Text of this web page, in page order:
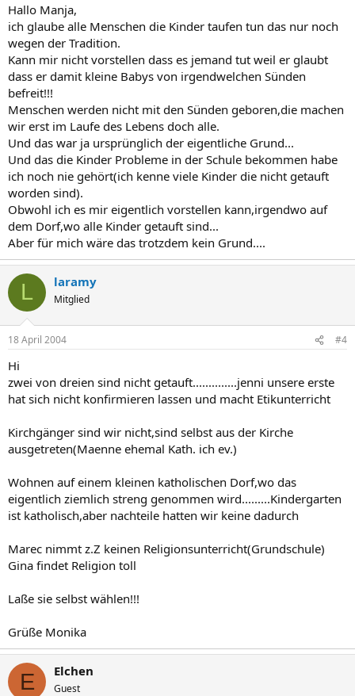
Hallo Manja,
ich glaube alle Menschen die Kinder taufen tun das nur noch
wegen der Tradition.
Kann mir nicht vorstellen dass es jemand tut weil er glaubt
dass er damit kleine Babys von irgendwelchen Sünden
befreit!!!
Menschen werden nicht mit den Sünden geboren,die machen
wir erst im Laufe des Lebens doch alle.
Und das war ja ursprünglich der eigentliche Grund...
Und das die Kinder Probleme in der Schule bekommen habe
ich noch nie gehört(ich kenne viele Kinder die nicht getauft
worden sind).
Obwohl ich es mir eigentlich vorstellen kann,irgendwo auf
dem Dorf,wo alle Kinder getauft sind...
Aber für mich wäre das trotzdem kein Grund....
L laramy
Mitglied
18 April 2004 #4
Hi
zwei von dreien sind nicht getauft..............jenni unsere erste
hat sich nicht konfirmieren lassen und macht Etikunterricht
Kirchgänger sind wir nicht,sind selbst aus der Kirche
ausgetreten(Maenne ehemal Kath. ich ev.)
Wohnen auf einem kleinen katholischen Dorf,wo das
eigentlich ziemlich streng genommen wird.........Kindergarten
ist katholisch,aber nachteile hatten wir keine dadurch
Marec nimmt z.Z keinen Religionsunterricht(Grundschule)
Gina findet Religion toll
Laße sie selbst wählen!!!
Grüße Monika
E Elchen
Guest